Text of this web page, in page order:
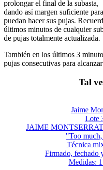
prolongar el final de la subasta,
dando así margen suficiente
puedan hacer sus pujas.
últimos minutos de cualquier
de pujas totalmente actualizada.
También en los últimos 3
pujas consecutivas para
Tal
Jaime
Lote
JAIME
"Too
Técnica
Firmado, fechado
Medidas: